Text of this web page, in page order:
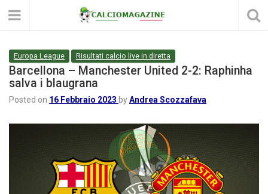
Europa League Risultati calcio live in diretta
Barcellona – Manchester United 2-2: Raphinha
salva i blaugrana
Posted on 16 Febbraio 2023 byAndrea Scozzafava